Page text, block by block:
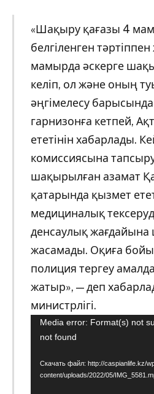
«Шақыру қағазы 4
белгіленген тәртіппен
мамырда әскерге
келіп, ол және оның
әңгімелесу
гарнизонға кетпей,
ететінін хабарлады.
комиссиясына
шақырылған азамат
қатарында қызмет
медициналық
денсаулық
жасамады. Оқиға
полиция тергеу
жатыр», — деп
министрлігі.
Видеоплеер
Media error: Format(s) not
not found
Скачать файл: http://caspianlife.kz/
content/uploads/2022/05/